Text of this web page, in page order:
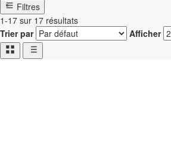
Filtres
1-17 sur 17 résultats
Trier par
Afficher